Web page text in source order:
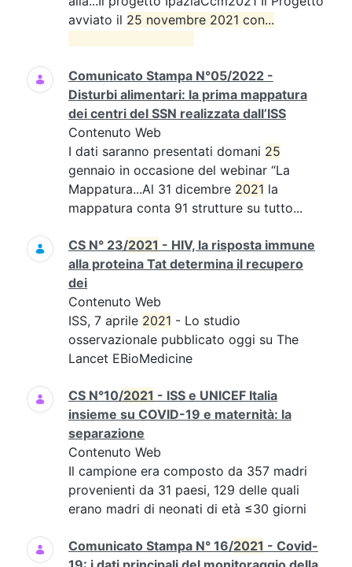
avviato il 25 novembre 2021 con...
Comunicato Stampa N°05/2022 -
Disturbi alimentari: la prima mappatura
dei centri del SSN realizzata dall’ISS
Contenuto Web
I dati saranno presentati domani 25
gennaio in occasione del webinar “La
Mappatura...Al 31 dicembre 2021 la
mappatura conta 91 strutture su tutto...
CS N° 23/2021 - HIV, la risposta immune
alla proteina Tat determina il recupero
dei
Contenuto Web
ISS, 7 aprile 2021 - Lo studio
osservazionale pubblicato oggi su The
Lancet EBioMedicine
CS N°10/2021 - ISS e UNICEF Italia
insieme su COVID-19 e maternità: la
separazione
Contenuto Web
Il campione era composto da 357 madri
provenienti da 31 paesi, 129 delle quali
erano madri di neonati di età ≤30 giorni
Comunicato Stampa N° 16/2021 - Covid-